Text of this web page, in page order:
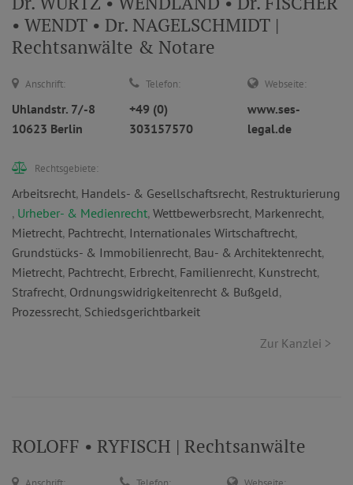
• WENDT • Dr. NAGELSCHMIDT |
Rechtsanwälte & Notare
Anschrift:
Uhlandstr. 7/-8
10623 Berlin
Telefon:
+49 (0)
303157570
Webseite:
www.ses-
legal.de
Rechtsgebiete:
Arbeitsrecht, Handels- & Gesellschaftsrecht, Restrukturierung
, Urheber- & Medienrecht, Wettbewerbsrecht, Markenrecht,
Mietrecht, Pachtrecht, Internationales Wirtschaftrecht,
Grundstücks- & Immobilienrecht, Bau- & Architektenrecht,
Mietrecht, Pachtrecht, Erbrecht, Familienrecht, Kunstrecht,
Strafrecht, Ordnungswidrigkeitenrecht & Bußgeld,
Prozessrecht, Schiedsgerichtbarkeit
Zur Kanzlei >
ROLOFF • RYFISCH | Rechtsanwälte